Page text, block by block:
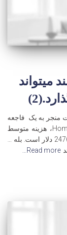
میتواند
منجر به یک فاجعه
شود، را جلوگیری کنید. طبق گفته HomeAdvisor.com، هزینه متوسط
برای تعمیر آسیب های آب خانگی در سراسر کشور 2476 دلار است. بله …
Read more…